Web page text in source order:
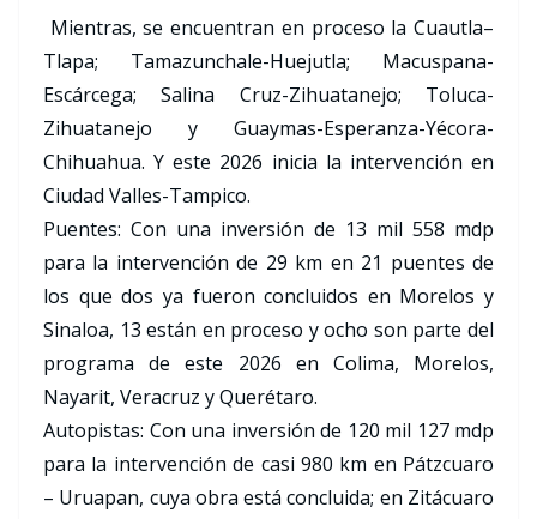
Mientras, se encuentran en proceso la Cuautla–
Tlapa; Tamazunchale-Huejutla; Macuspana-
Escárcega; Salina Cruz-Zihuatanejo; Toluca-
Zihuatanejo y Guaymas-Esperanza-Yécora-
Chihuahua. Y este 2026 inicia la intervención en
Ciudad Valles-Tampico.
Puentes: Con una inversión de 13 mil 558 mdp
para la intervención de 29 km en 21 puentes de
los que dos ya fueron concluidos en Morelos y
Sinaloa, 13 están en proceso y ocho son parte del
programa de este 2026 en Colima, Morelos,
Nayarit, Veracruz y Querétaro.
Autopistas: Con una inversión de 120 mil 127 mdp
para la intervención de casi 980 km en Pátzcuaro
– Uruapan, cuya obra está concluida; en Zitácuaro